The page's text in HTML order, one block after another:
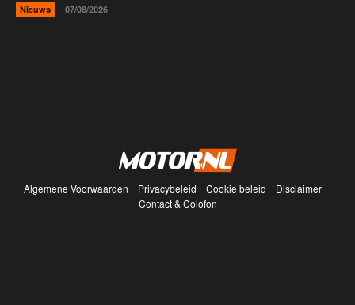
Nieuws 07/08/2026
Algemene Voorwaarden Privacybeleid Cookie beleid
Disclaimer
Contact & Colofon